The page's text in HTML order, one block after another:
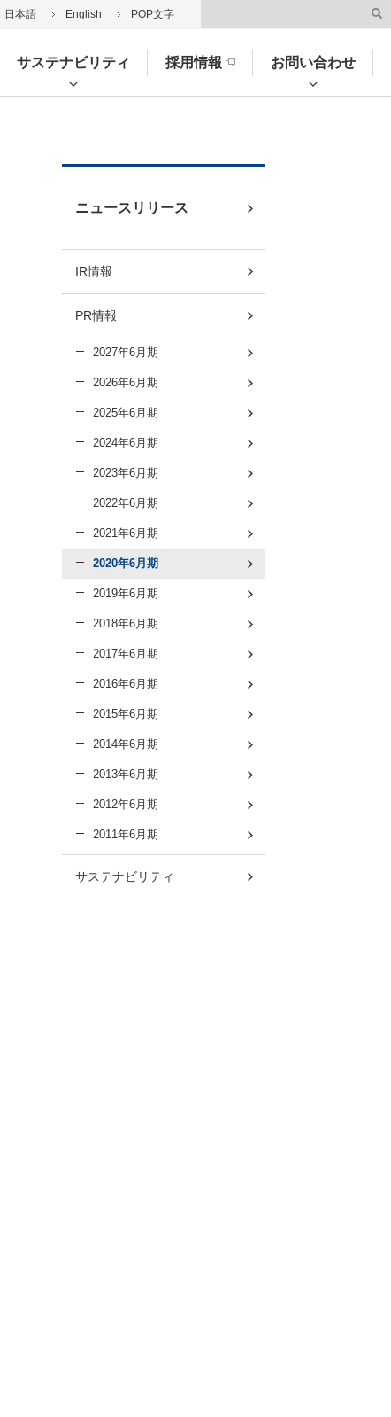
日本語 English POP文字
サステナビリティ 採用情報 お問い合わせ
ニュースリリース
IR情報
PR情報
2027年6月期
2026年6月期
2025年6月期
2024年6月期
2023年6月期
2022年6月期
2021年6月期
2020年6月期
2019年6月期
2018年6月期
2017年6月期
2016年6月期
2015年6月期
2014年6月期
2013年6月期
2012年6月期
2011年6月期
サステナビリティ